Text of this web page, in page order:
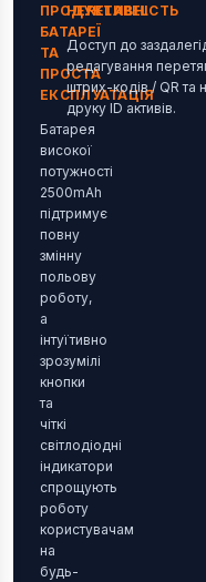
ПРОДУКТИВНІСТЬ
БАТАРЕЇ
ТА
ПРОСТА
ЕКСПЛУАТАЦІЯ
Батарея
високої
потужності
2500mAh
підтримує
повну
змінну
польову
роботу,
а
інтуїтивно
зрозумілі
кнопки
та
чіткі
світлодіодні
індикатори
спрощують
роботу
користувачам
на
будь-
HERELABEL
Доступ до
редагування
штрих-кодів / QR та
друку ID активів.